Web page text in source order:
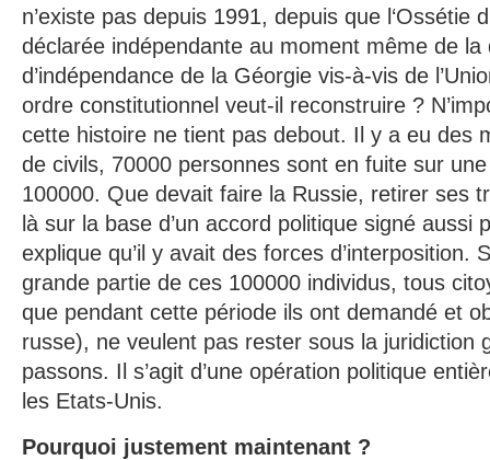
n’existe pas depuis 1991, depuis que l‘Ossétie
déclarée indépendante au moment même de la
d’indépendance de la Géorgie vis-à-vis de
ordre constitutionnel veut-il reconstruire ?
cette histoire ne tient pas debout. Il y a eu des
de civils, 70000 personnes sont en fuite sur
100000. Que devait faire la Russie, retirer ses
là sur la base d’un accord politique signé aussi
explique qu’il y avait des forces d’interposition.
grande partie de ces 100000 individus, tous
que pendant cette période ils ont demandé et
russe), ne veulent pas rester sous la juridiction
passons. Il s’agit d’une opération politique
les Etats-Unis.
Pourquoi justement maintenant ?